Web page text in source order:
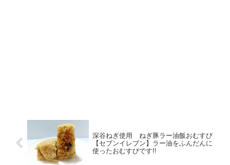
深谷ねぎ使用 ねぎ豚ラー油飯おむすび
【セブンイレブン】ラー油をふんだんに
使ったおむすびです!!